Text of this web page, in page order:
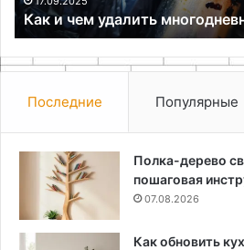
руками
Последние Популярные
Полка-дерево
пошаговая
07.08.2026
Как обновить